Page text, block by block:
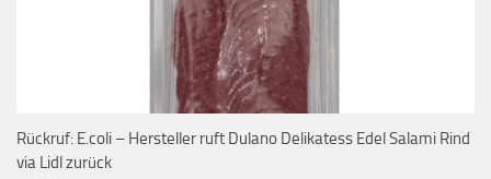
Rückruf: E.coli – Hersteller ruft Dulano Delikatess Edel Salami Rind
via Lidl zurück